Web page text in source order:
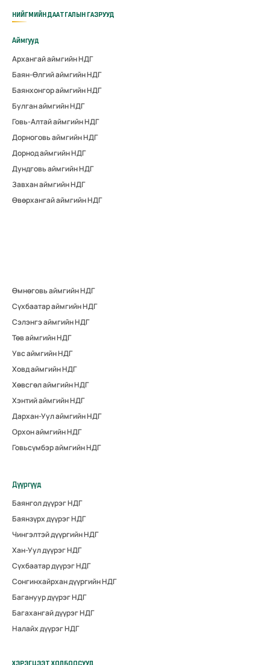
НИЙГМИЙН ДААТГАЛЫН ГАЗРУУД
Аймгууд
Архангай аймгийн НДГ
Баян-Өлгий аймгийн НДГ
Баянхонгор аймгийн НДГ
Булган аймгийн НДГ
Говь-Алтай аймгийн НДГ
Дорноговь аймгийн НДГ
Дорнод аймгийн НДГ
Дундговь аймгийн НДГ
Завхан аймгийн НДГ
Өвөрхангай аймгийн НДГ
Өмнөговь аймгийн НДГ
Сүхбаатар аймгийн НДГ
Сэлэнгэ аймгийн НДГ
Төв аймгийн НДГ
Увс аймгийн НДГ
Ховд аймгийн НДГ
Хөвсгөл аймгийн НДГ
Хэнтий аймгийн НДГ
Дархан-Уул аймгийн НДГ
Орхон аймгийн НДГ
Говьсүмбэр аймгийн НДГ
Дүүргүүд
Баянгол дүүрэг НДГ
Баянзүрх дүүрэг НДГ
Чингэлтэй дүүргийн НДГ
Хан-Уул дүүрэг НДГ
Сүхбаатар дүүрэг НДГ
Сонгинхайрхан дүүргийн НДГ
Багануур дүүрэг НДГ
Багахангай дүүрэг НДГ
Налайх дүүрэг НДГ
ХЭРЭГЦЭЭТ ХОЛБООСУУД